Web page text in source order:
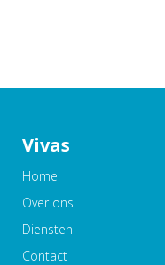
Vivas
Home
Over ons
Diensten
Contact